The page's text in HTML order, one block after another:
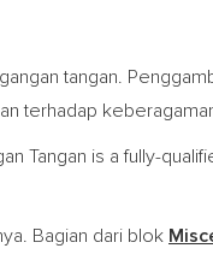
tangan.
terhadap
Tangan is a fully-
Bagian dari blok